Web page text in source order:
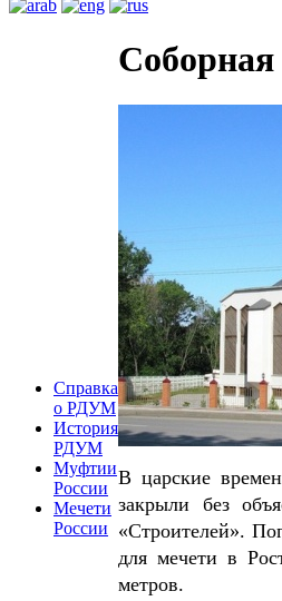
Справка
о РДУМ
История
РДУМ
Муфтии
России
Мечети
России
Соборная
В царские
закрыли без
«Строителей».
для мечети в
метров.